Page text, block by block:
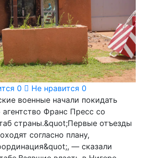
0 Не нравится 0
военные начали покидать
Франс Пресс со
страны.&quot;Первые отъезды
согласно плану,
— сказали